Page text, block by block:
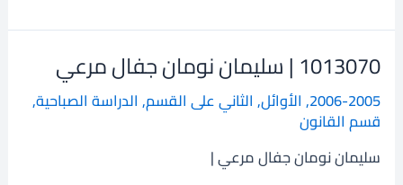
1013070 | سليمان نومان جفال مرعي
2006-2005
, الأوائل, الثاني على القسم, الدراسة الصباحية,
قسم القانون
سليمان نومان جفال مرعي |
1013070
سليمان
نومان
جفال
مرعي